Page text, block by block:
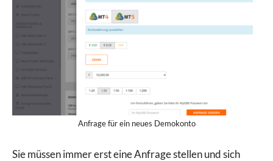
Anfrage für ein neues Demokonto
Sie müssen immer erst eine Anfrage stellen und sich